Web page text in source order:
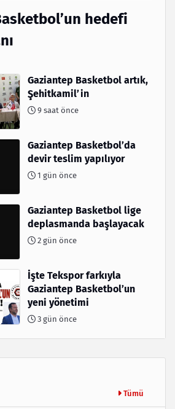
hedefi
Gaziantep Basketbol artık,
Şehitkamil’in
9 saat önce
Gaziantep Basketbol’da
devir teslim yapılıyor
1 gün önce
Gaziantep Basketbol lige
deplasmanda başlayacak
2 gün önce
İşte Tekspor farkıyla
Gaziantep Basketbol’un
yeni yönetimi
3 gün önce
Tümü